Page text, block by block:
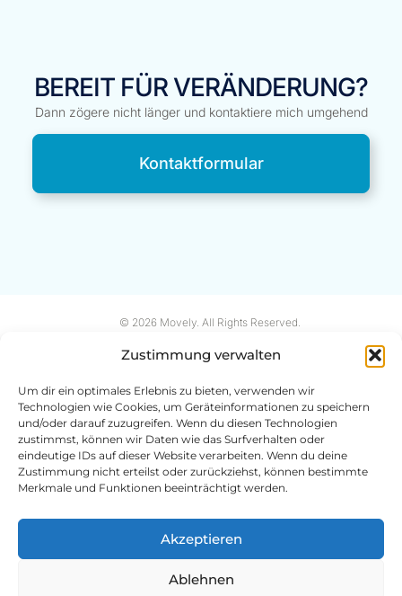
Zustimmung verwalten
Um dir ein optimales Erlebnis zu bieten, verwenden wir
Technologien wie Cookies, um Geräteinformationen zu speichern
und/oder darauf zuzugreifen. Wenn du diesen Technologien
zustimmst, können wir Daten wie das Surfverhalten oder
eindeutige IDs auf dieser Website verarbeiten. Wenn du deine
Zustimmung nicht erteilst oder zurückziehst, können bestimmte
Merkmale und Funktionen beeinträchtigt werden.
Akzeptieren
Ablehnen
BEREIT FÜR VERÄNDERUNG?
Dann zögere nicht länger und kontaktiere mich umgehend
Kontaktformular
© 2026 Movely. All Rights Reserved.
Über mich
Qualifikationen